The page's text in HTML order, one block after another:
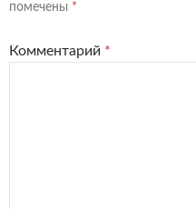
помечены *
Комментарий *